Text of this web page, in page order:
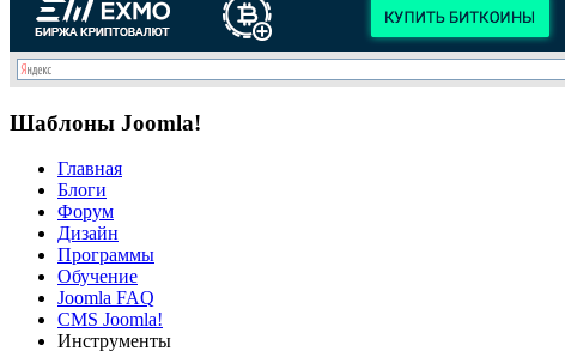
Шаблоны Joomla!
Главная
Блоги
Форум
Дизайн
Программы
Обучение
Joomla FAQ
CMS Joomla!
Инструменты